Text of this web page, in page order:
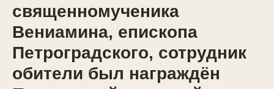
священномученика
Вениамина, епископа
Петроградского, сотрудник
обители был награждён